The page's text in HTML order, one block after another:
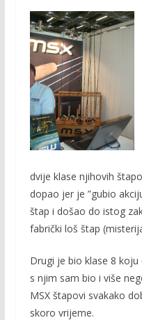
dvije klase njihovih
dopao jer je ”gubio
štap i došao do istog
fabrički loš štap
Drugi je bio klase 8
s njim sam bio i više
MSX štapovi svakako
skoro vrijeme.